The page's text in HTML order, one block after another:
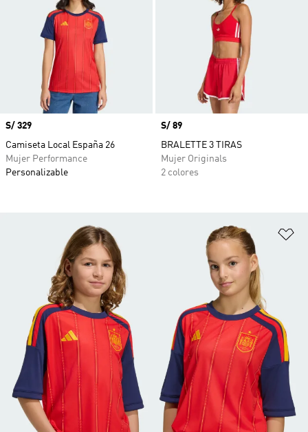
Precio
S/ 329
Camiseta Local España 26
Mujer Performance
Personalizable
Precio
S/ 89
BRALETTE 3 TIRAS
Mujer Originals
2 colores